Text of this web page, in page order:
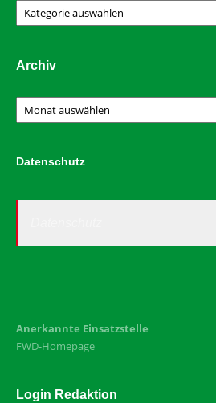
Kategorien
Archiv
Archiv
Datenschutz
Anerkannte Einsatzstelle
FWD-Homepage
Login Redaktion